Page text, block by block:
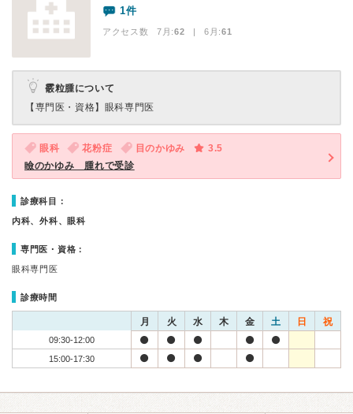
1件
アクセス数 7月:62 | 6月:61
霰粒腫について
【専門医・資格】 眼科専門医
眼科 花粉症 目のかゆみ
3.5
瞼のかゆみ 腫れで受診
診療科目：
内科、外科、眼科
専門医・資格：
眼科専門医
診療時間
月 火 水 木 金 土 日 祝
09:30-12:00
15:00-17:30